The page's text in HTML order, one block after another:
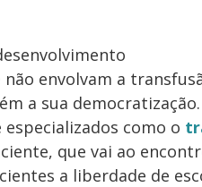
envolvam a
a sua
como o
que vai ao
a liberdade de